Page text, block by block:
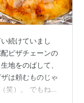
続けていまし
ピザチェーンの
地をのばして、
は頼むものじゃ
笑）。 でもね、